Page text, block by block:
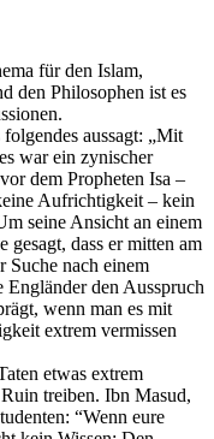
für den Islam,
den Philosophen ist es
aussagt: „Mit
war ein zynischer
dem Propheten Isa –
Aufrichtigkeit – kein
seine Ansicht an einem
dass er mitten am
Suche nach einem
den Ausspruch
wenn man es mit
extrem vermissen
etwas extrem
treiben. Ibn Masud,
“Wenn eure